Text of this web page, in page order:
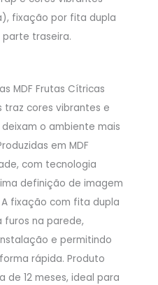
fixação por fita dupla
traseira.
MDF Frutas Cítricas
traz cores vibrantes e
o ambiente mais
em MDF
com tecnologia
definição de imagem
fixação com fita dupla
furos na parede,
e permitindo
rápida. Produto
12 meses, ideal para